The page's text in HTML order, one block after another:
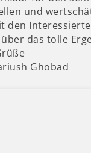
und
den
das tolle
Ghobad